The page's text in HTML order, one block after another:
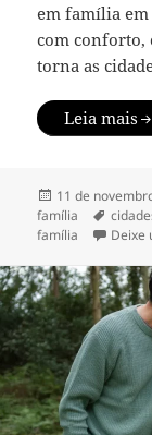
em família
com conforto,
torna as
Leia mais
Publicado
em
11 de
família
Tags
família
Deixe